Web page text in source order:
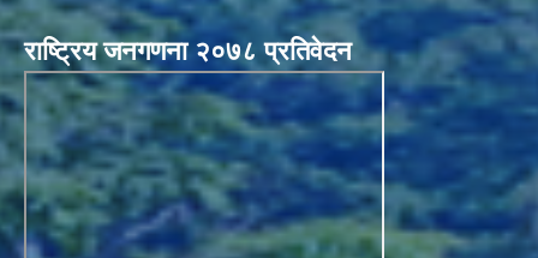
राष्ट्रिय जनगणना २०७८ प्रतिवेदन